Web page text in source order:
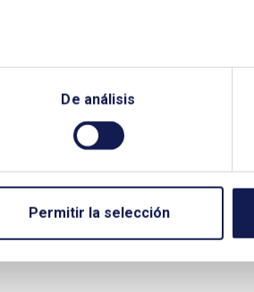
De análisis
Permitir la selección
el impuesto que viene para